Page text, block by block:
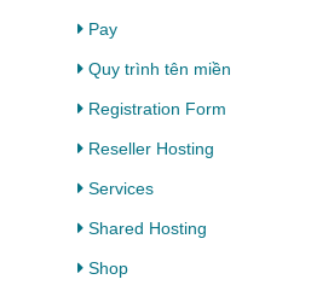
Pay
Quy trình tên miền
Registration Form
Reseller Hosting
Services
Shared Hosting
Shop